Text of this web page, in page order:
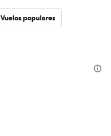
Vuelos populares